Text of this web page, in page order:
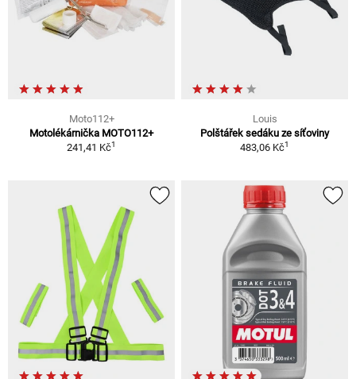
Moto112+
Motolékárnička MOTO112+
241,41 Kč1
Louis
Polštářek sedáku ze síťoviny
483,06 Kč1